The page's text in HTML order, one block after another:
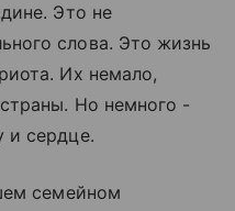
Это не
слова. Это жизнь
Их немало,
Но немного -
и сердце.
семейном